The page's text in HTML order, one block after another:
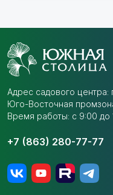
Адрес садового центра:
Юго-Восточная
Время работы: с 9:00 до
+7 (863) 280-77-77